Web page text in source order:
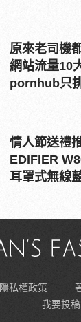
原來老司機
網站流量10
pornhub只
情人節送禮
EDIFIER
耳罩式無線
隱私權政策
我要投稿